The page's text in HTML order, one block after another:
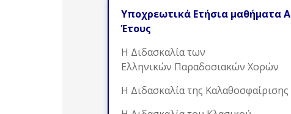
Υποχρεωτικά Ετήσια μαθήματα Α΄
Έτους
Η Διδασκαλία των
Ελληνικών Παραδοσιακών Χορών
Η Διδασκαλία της Καλαθοσφαίρισης